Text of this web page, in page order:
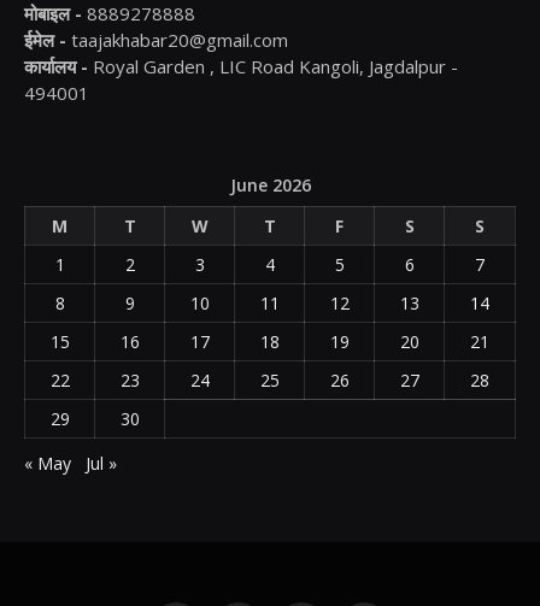
मोबाइल - 8889278888
ईमेल - taajakhabar20@gmail.com
कार्यालय - Royal Garden , LIC Road Kangoli, Jagdalpur -
494001
June 2026
M
T W T F S
S
1
2 3 4 5 6
7
8
9 10 11 12 13
14
15
16 17 18 19 20
21
22
23 24 25 26 27
28
29
30
« May
Jul »